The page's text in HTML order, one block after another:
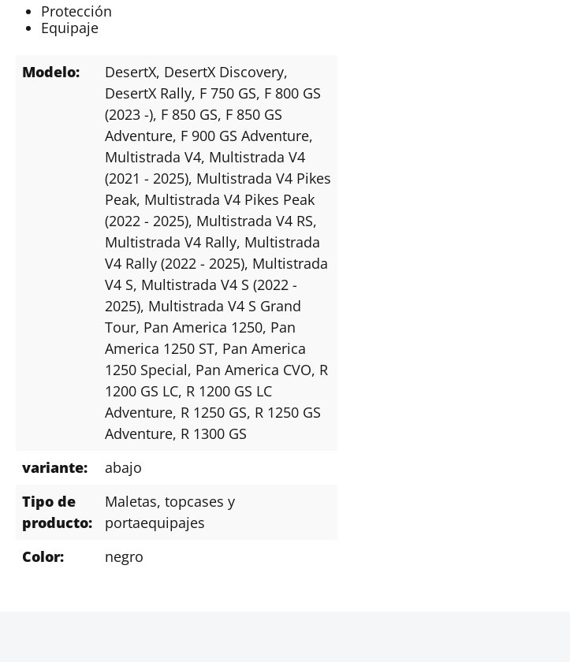
Protección
Equipaje
Modelo: DesertX, DesertX Discovery,
DesertX Rally, F 750 GS, F 800 GS
(2023 -), F 850 GS, F 850 GS
Adventure, F 900 GS Adventure,
Multistrada V4, Multistrada V4
(2021 - 2025), Multistrada V4 Pikes
Peak, Multistrada V4 Pikes Peak
(2022 - 2025), Multistrada V4 RS,
Multistrada V4 Rally, Multistrada
V4 Rally (2022 - 2025), Multistrada
V4 S, Multistrada V4 S (2022 -
2025), Multistrada V4 S Grand
Tour, Pan America 1250, Pan
America 1250 ST, Pan America
1250 Special, Pan America CVO, R
1200 GS LC, R 1200 GS LC
Adventure, R 1250 GS, R 1250 GS
Adventure, R 1300 GS
variante:
abajo
Tipo de
producto:
Maletas, topcases y
portaequipajes
Color:
negro